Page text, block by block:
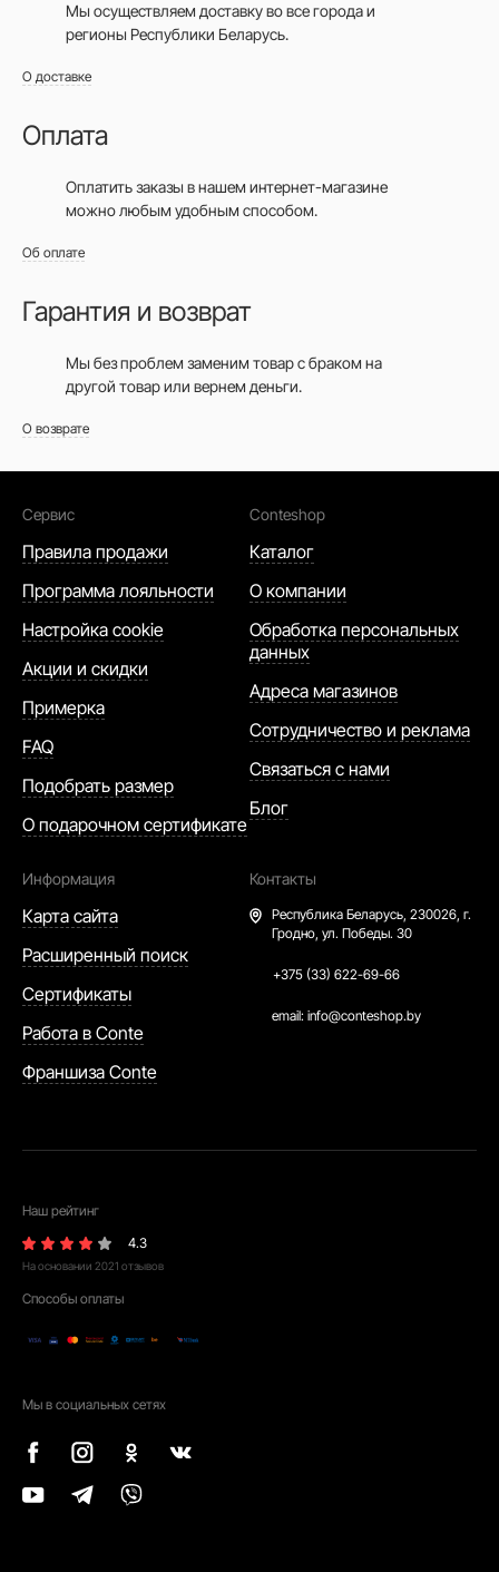
Мы осуществляем доставку во все городаи
регионы Республики Беларусь.
О доставке
Оплата
Оплатить заказы в нашем интернет-магазине
можно любым удобным способом.
Об оплате
Гарантия и возврат
Мы без проблем заменим товар с браком на
другой товар или вернем деньги.
О возврате
Сервис
Правила продажи
Программа лояльности
Настройка cookie
Акции и скидки
Примерка
FAQ
Подобрать размер
О подарочном сертификате
Conteshop
Каталог
О компании
Обработка персональных
данных
Адреса магазинов
Сотрудничество и реклама
Связаться с нами
Блог
Информация
Карта сайта
Расширенный поиск
Сертификаты
Работа в Conte
Франшиза Conte
Контакты
Республика Беларусь, 230026, г.
Гродно, ул. Победы. 30
+375 (33) 622-69-66
email: info@conteshop.by
Наш рейтинг
4.3
На основании 2021 отзывов
Способы оплаты
Мы в социальных сетях